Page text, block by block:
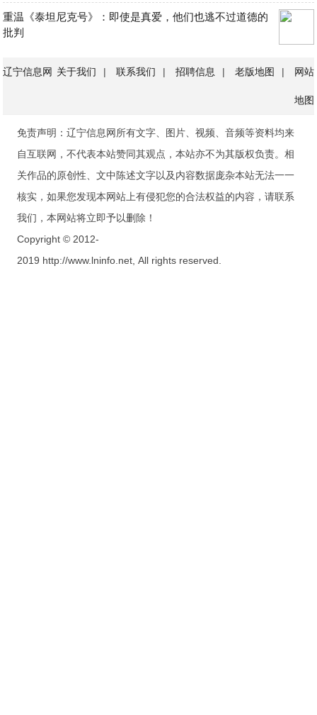
重温《泰坦尼克号》：即使是真爱，他们也逃不过道德的
批判
辽宁信息网 关于我们 | 联系我们 | 招聘信息 | 老版地图 | 网站
地图
免责声明：辽宁信息网所有文字、图片、视频、音频等资料均来
自互联网，不代表本站赞同其观点，本站亦不为其版权负责。相
关作品的原创性、文中陈述文字以及内容数据庞杂本站无法一一
核实，如果您发现本网站上有侵犯您的合法权益的内容，请联系
我们，本网站将立即予以删除！
Copyright © 2012-
2019 http://www.lninfo.net, All rights reserved.